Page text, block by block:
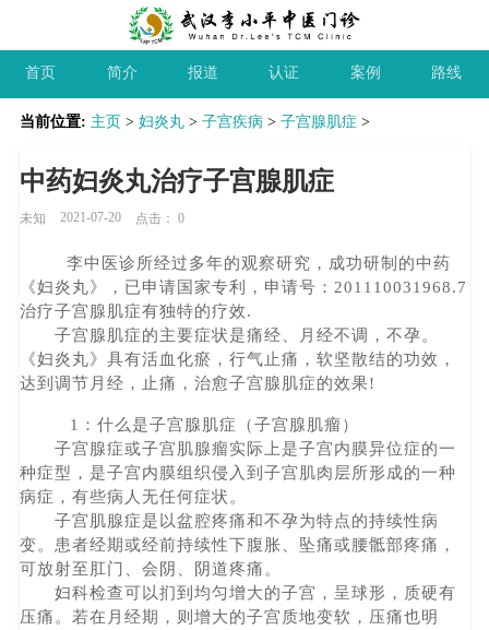
首页 简介 报道 认证 案例 路线
当前位置: 主页> 妇炎丸> 子宫疾病 > 子宫腺肌症 >
中药妇炎丸治疗子宫腺肌症
未知 2021-07-20 点击：0
李中医诊所经过多年的观察研究，成功研制的中药
《妇炎丸》，已申请国家专利，申请号：201110031968.7
治疗子宫腺肌症有独特的疗效.
子宫腺肌症的主要症状是痛经、月经不调，不孕。
《妇炎丸》具有活血化瘀，行气止痛，软坚散结的功效，
达到调节月经，止痛，治愈子宫腺肌症的效果!
1：什么是子宫腺肌症（子宫腺肌瘤）
子宫腺症或子宫肌腺瘤实际上是子宫内膜异位症的一
种症型，是子宫内膜组织侵入到子宫肌肉层所形成的一种
病症，有些病人无任何症状。
子宫肌腺症是以盆腔疼痛和不孕为特点的持续性病
变。患者经期或经前持续性下腹胀、坠痛或腰骶部疼痛，
可放射至肛门、会阴、阴道疼痛。
妇科检查可以扪到均匀增大的子宫，呈球形，质硬有
压痛。若在月经期，则增大的子宫质地变软，压痛也明